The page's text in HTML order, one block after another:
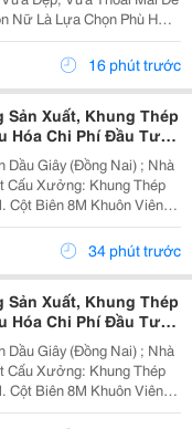
Nữ Là Lựa Chọn Phù Hợp
Biển, Dạo Phố Hoặc Sử
Xuyên. ✅ Thiết Kế Thanh Lịch, Trẻ...
16 phút trước
Sản Xuất, Khung Thép
Hóa Chi Phí Đầu Tư
Giây (Đồng Nai) ; Nhà
Cột Biên 8M Khuôn Viên
M&Sup2; ) &Bull; Dt Văn Phòng...34 phút trước
Sản Xuất, Khung Thép
Hóa Chi Phí Đầu Tư
Giây (Đồng Nai) ; Nhà
Cột Biên 8M Khuôn Viên